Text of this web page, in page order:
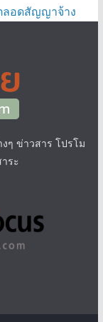
ลอดสัญญาจ้าง
ๆ ข่าวสาร โปรโม
ระ